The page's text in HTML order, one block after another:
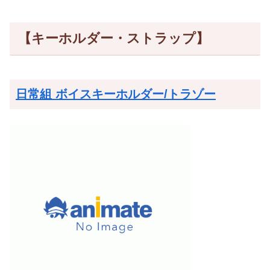
【キーホルダー・ストラップ】
日常組 ボイスキーホルダー/トラゾー